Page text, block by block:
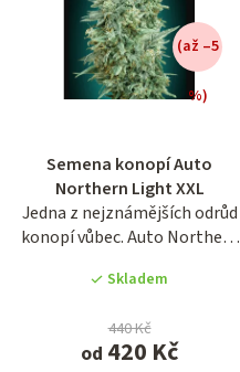
Semena konopí Auto
Northern Light XXL
Jedna z nejznámějších odrůd
konopí vůbec. Auto Northern
hodnocení
produktu
je
3,9
z
hvězdiček.
Skladem
od 420 Kč
440 Kč
(až –5
%)